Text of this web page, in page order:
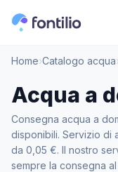
Home›Catalogo acqua›
Acqua a
Consegna acqua a
disponibili. Servizio di
da 0,05 €. Il nostro
sempre la consegna